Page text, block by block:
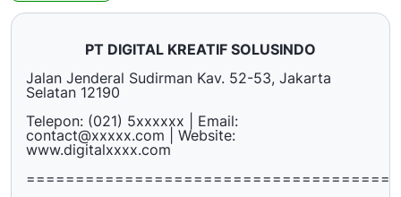
PT DIGITAL KREATIF SOLUSINDO
Jalan Jenderal Sudirman Kav. 52-53, Jakarta
Selatan 12190
Telepon: (021) 5xxxxxx | Email:
contact@xxxxx.com | Website:
www.digitalxxxx.com